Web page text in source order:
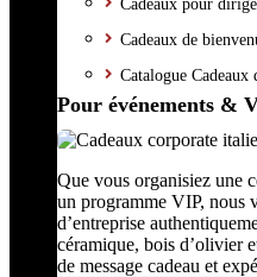
Cadeaux de
Catalogue Cadeaux
Pour événements &
Que vous organisiez une
un programme VIP, nous
d’entreprise
céramique, bois d’olivier
de message cadeau et